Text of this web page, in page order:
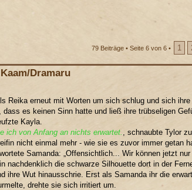
79 Beiträge • Seite 6von 6• 1
Dramaru
Reika erneut mit Worten um sich schlug und sich
es keinen Sinn hatte und ließ ihre trübseligen
Kayla.
ich von Anfang an nichts erwartet.
, schnaubte Tylor
nicht einmal mehr - wie sie es zuvor immer getan
Samanda: „Offensichtlich... Wir können jetzt
nachdenklich die schwarze Silhouette dort in der
ihre Wut hinausschrie. Erst als Samanda ihr die
drehte sie sich irritiert um.